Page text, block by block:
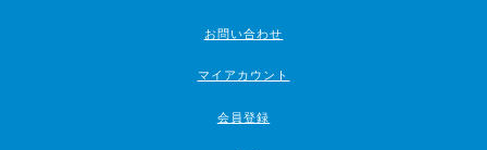
お問い合わせ
マイアカウント
会員登録